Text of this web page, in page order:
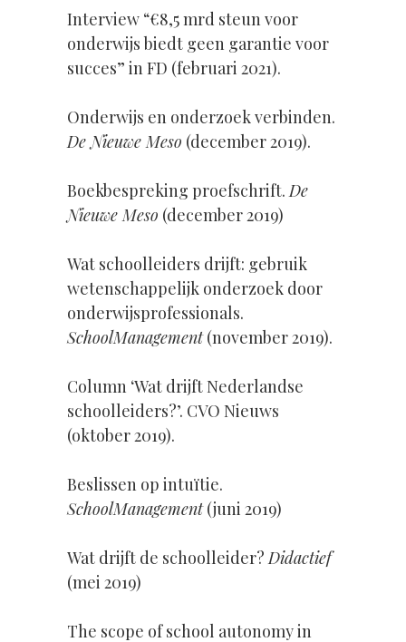
Interview “€8,5 mrd steun voor
onderwijs biedt geen garantie voor
succes” in FD (februari 2021).
Onderwijs en onderzoek verbinden.
De Nieuwe Meso (december 2019).
Boekbespreking proefschrift.De
Nieuwe Meso (december 2019)
Wat schoolleiders drijft: gebruik
wetenschappelijk onderzoek door
onderwijsprofessionals.
SchoolManagement(november 2019).
Column ‘Wat drijft Nederlandse
schoolleiders?’. CVO Nieuws
(oktober 2019).
Beslissen op intuïtie.
SchoolManagement(juni 2019)
Wat drijft de schoolleider?Didactief
(mei 2019)
The scope of school autonomy in